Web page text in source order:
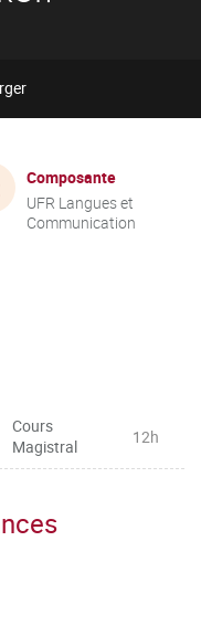
Composante
UFR Langues et
Communication
Cours
Magistral
12h